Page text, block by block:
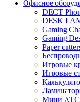
Офисное
DECT
DESK
Gaming
Gaming
Paper
Игровые
Игровые
Мини АТС